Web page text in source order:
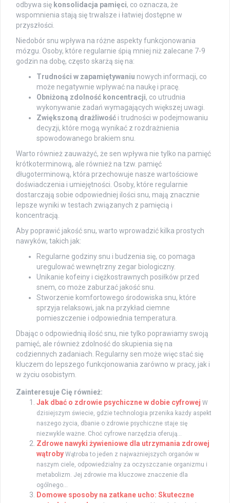
odbywa się konsolidacja pamięci, co oznacza, że
wspomnienia stają się trwalsze i łatwiej dostępne w
przyszłości.
Niedobór snu wpływa na różne aspekty funkcjonowania
mózgu. Osoby, które regularnie śpią mniej niż zalecane 7-9
godzin na dobę, często skarżą się na:
Trudności w zapamiętywaniu nowych informacji, co
może negatywnie wpływać na naukę i pracę.
Obniżoną zdolność koncentracji, co utrudnia
wykonywanie zadań wymagających większej uwagi.
Zwiększoną drażliwość i trudności w podejmowaniu
decyzji, które mogą wynikać z rozdrażnienia
spowodowanego brakiem snu.
Warto również zauważyć, że sen wpływa nie tylko na pamięć
krótkoterminową, ale również na tzw. pamięć
długoterminową, która przechowuje nasze wartościowe
doświadczenia i umiejętności. Osoby, które regularnie
dostarczają sobie odpowiedniej ilości snu, mają znacznie
lepsze wyniki w testach związanych z pamięcią i
koncentracją.
Aby poprawić jakość snu, warto wprowadzić kilka prostych
nawyków, takich jak:
Regularne godziny snu i budzenia się, co pomaga
uregulować wewnętrzny zegar biologiczny.
Unikanie kofeiny i ciężkostrawnych posiłków przed
snem, co może zaburzać jakość snu.
Stworzenie komfortowego środowiska snu, które
sprzyja relaksowi, jak na przykład ciemne
pomieszczenie i odpowiednia temperatura.
Dbając o odpowiednią ilość snu, nie tylko poprawiamy swoją
pamięć, ale również zdolność do skupienia się na
codziennych zadaniach. Regularny sen może więc stać się
kluczem do lepszego funkcjonowania zarówno w pracy, jak i
w życiu osobistym.
Zainteresuje Cię również:
Jak dbać o zdrowie psychiczne w dobie cyfrowej W
dzisiejszym świecie, gdzie technologia przenika każdy aspekt
naszego życia, dbanie o zdrowie psychiczne staje się
niezwykle ważne. Choć cyfrowe narzędzia oferują...
Zdrowe nawyki żywieniowe dla utrzymania zdrowej
wątroby Wątroba to jeden z najważniejszych organów w
naszym ciele, odpowiedzialny za oczyszczanie organizmu i
metabolizm. Jej zdrowie ma kluczowe znaczenie dla
ogólnego...
Domowe sposoby na zatkane ucho: Skuteczne